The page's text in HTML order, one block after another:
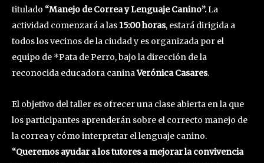
titulado “Manejo de Correa y Lenguaje Canino”.La
actividad comenzará a las15:00 horas, estará dirigida a
todos los vecinos de la ciudad y es organizada por el
equipo de *Pata de Perro, bajo la dirección de la
reconocida educadora caninaVerónica Casares.
El objetivo del taller es ofrecer una clase abierta en la que
los participantes aprenderán sobre el correcto manejo de
la correa y cómo interpretar el lenguaje canino.
“Queremos ayudar a los tutores a mejorar la convivencia